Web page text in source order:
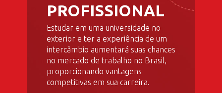
PROFISSIONAL
Estudar em uma universidade no
exterior e ter a experiência de um
intercâmbio aumentará suas chances
no mercado de trabalho no Brasil,
proporcionando vantagens
competitivas em sua carreira.